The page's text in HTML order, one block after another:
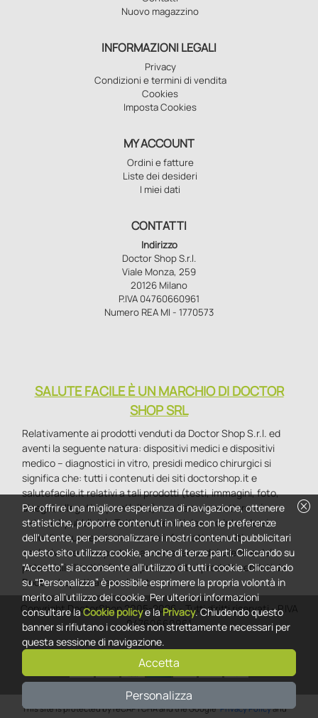
Nuovo magazzino
INFORMAZIONI LEGALI
Privacy
Condizioni e termini di vendita
Cookies
Imposta Cookies
MY ACCOUNT
Ordini e fatture
Liste dei desideri
I miei dati
CONTATTI
Indirizzo
Doctor Shop S.r.l.
Viale Monza, 259
20126 Milano
P.IVA 04760660961
Numero REA MI - 1770573
SALUTE FACILE È UN MARCHIO DI DOCTOR
SHOP SRL
Relativamente ai prodotti venduti da Doctor Shop S.r.l. ed
aventi la seguente natura: dispositivi medici e dispositivi
medico – diagnostici in vitro, presidi medico chirurgici si
significa che: tutti i contenuti dei siti doctorshop.it e
salutefacile.it relativi a tali prodotti (testi, immagini, foto,
disegni, allegati e quant’altro) non hanno carattere né
natura di pubblicità. Tutti i contenuti devono intendersi e
sono di natura esclusivamente informativa e volti
esclusivamente a portare a conoscenza dei clienti e dei
potenziali clienti in fase di preacquisto i prodotti venduti da
Doctorshop attraverso la rete.
Copyright DoctorShop 2005-2026 - Tutti diritti riservati - P.IVA
04760660961
This site is protected by reCAPTCHA and the Google Privacy Policyand 0
cancel
Per offrire una migliore esperienza di navigazione, ottenere
statistiche, proporre contenuti in linea con le preferenze
dell'utente, per personalizzare i nostri contenuti pubblicitari
questo sito utilizza cookie, anche di terze parti. Cliccando su
“Accetto” si acconsente all'utilizzo di tutti i cookie. Cliccando
su “Personalizza” è possibile esprimere la propria volontà in
merito all'utilizzo dei cookie. Per ulteriori informazioni
consultare la Cookie policye la Privacy. Chiudendo questo
banner si rifiutano i cookies non strettamente necessari per
questa sessione di navigazione.
Accetta
Personalizza